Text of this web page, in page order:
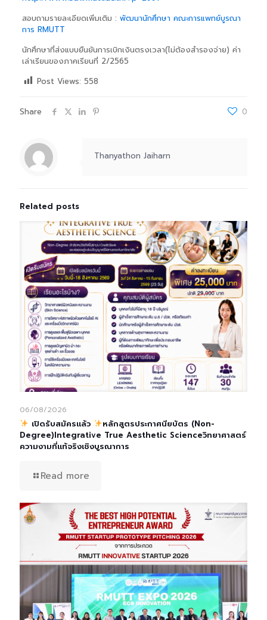
สอบถามรายละเอียดเพิ่มเติม : พัฒนานักศึกษา คณะการแพทย์บูรณา
การ RMUTT
นักศึกษาที่ส่งแบบยืนยันการเบิกเงินตรงเวลา(ไม่ต้องสำรองจ่าย) ค่า
เล่าเรียนของภาคเรียนที่ 2/2565
Post Views: 558
Share 0
Thanyathon Jaiharn
Related posts
06/08/2026
เปิดรับสมัครแล้ว
หลักสูตรประกาศนียบัตร (Non-
Degree)Integrative True Aesthetic Scienceวิทยาศาสตร์
ความงามที่แท้จริงเชิงบูรณาการ
Read more